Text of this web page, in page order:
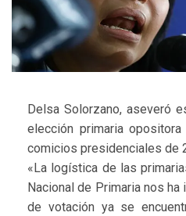
Delsa Solorzano, aseveró
elección primaria
comicios presidenciales de
«La logística de las
Nacional de Primaria nos
de votación ya se